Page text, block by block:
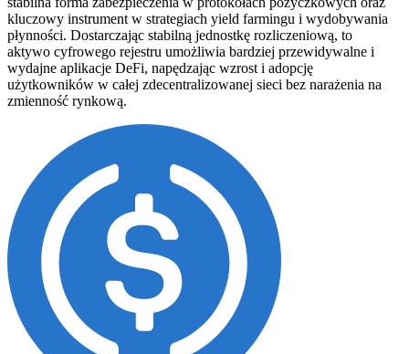
kluczowy instrument w strategiach yield farmingu i wydobywania
płynności. Dostarczając stabilną jednostkę rozliczeniową, to
aktywo cyfrowego rejestru umożliwia bardziej przewidywalne i
wydajne aplikacje DeFi, napędzając wzrost i adopcję
użytkowników w całej zdecentralizowanej sieci bez narażenia na
zmienność rynkową.